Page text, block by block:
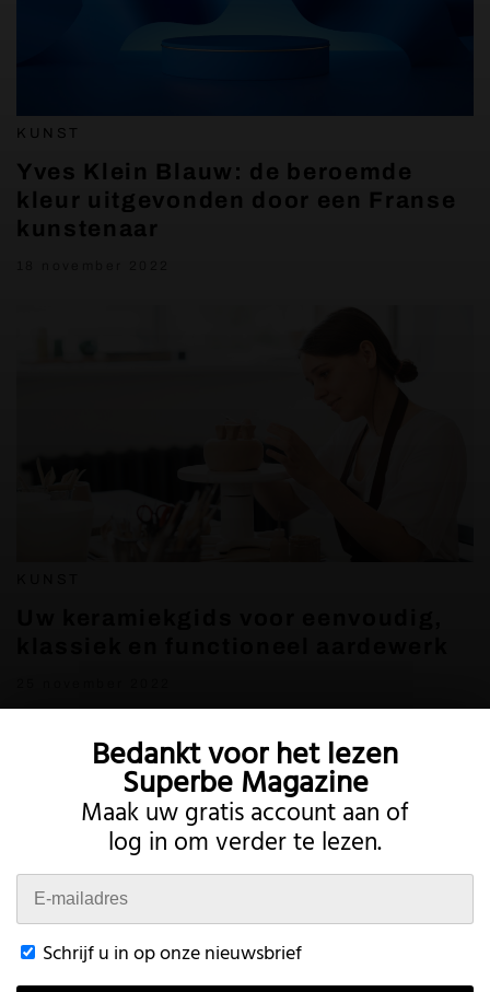
KUNST
Yves Klein Blauw: de beroemde
kleur uitgevonden door een Franse
kunstenaar
Bedankt voor het lezen
Superbe Magazine
Maak uw gratis account aan of
log in om verder te lezen.
Schrijf u in op onze nieuwsbrief
Twitter Instagram